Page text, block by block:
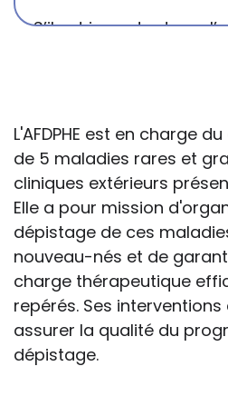
S’il est important que
passe pas forcément
diagnostic en tant que
Cette information doit
chacun, dans le
particulier, enfant et
compte la variabilité
maladie ou handicap
enfant.
La consultation
L'AFDPHE est en charge
de 5 maladies rares et
cliniques extérieurs
Elle a pour mission
dépistage de ces
nouveau-nés et de
charge thérapeutique
repérés. Ses
assurer la qualité du
dépistage.